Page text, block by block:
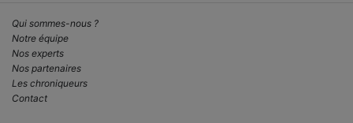
Qui sommes-nous ?
Notre équipe
Nos experts
Nos partenaires
Les chroniqueurs
Contact